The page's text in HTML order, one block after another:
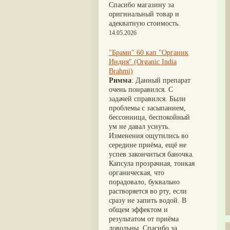
(3)
Аштаваргам
Брихатьяди(3)
Видарьяди(3)
Гуггул
Дханвантарам 101(3)
Дханвантарам тайлам(3)
Кайлаш дживан(3)
Кальянака гритам(3)
Кримикутхар рас(3)
Кунжутное масло (3)
Кутаджа(3)
Кширабала(3)
Лив 52(3)
more...
Шиладжит
(19)
Кориандр
Зира(17)
Крапива индийская(17)
Патола
Холарена - Кутаджа(17)
Шионака(17)
Аджван/Ажгон(16)
Акация катеху(16)
Кальций(16)
Укроп пахучий(16)
Дашамула(15)
Лодхра(14)
Моринга(14)
Перец кубеба(14)
Сахарный тростник
Бхунимба/Андрографис
метельчатый(13)
Гвоздика(13)
Кассия трубчатая(13)
Мезуя железная(13)
Спасибо магазину за
оригинальный товар и
адекватную стоимость.
14.05.2026
"Брами" 60 кап "Органик
Индия" (Organic India
Brahmi)
Римма: Данный препарат
очень понравился. С
задачей справился. Были
проблемы с засыпанием,
бессонница, беспокойный
ум не давал уснуть.
Изменения ощутились во
середине приёма, ещё не
успев закончиться баночка.
Капсула прозрачная, тонкая
органическая, что
порадовало, буквально
растворяется во рту, если
сразу не запить водой. В
общем эффектом и
результатом от приёма
довольны. Спасибо за